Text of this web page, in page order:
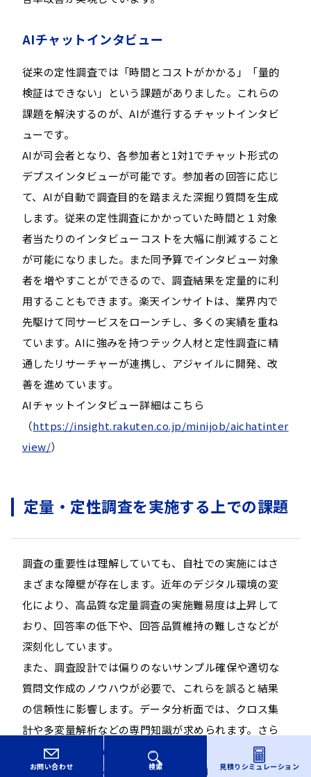
AIチャットインタビュー
従来の定性調査では「時間とコストがかかる」「量的
検証はできない」という課題がありました。これらの
課題を解決するのが、AIが進行するチャットインタビ
ューです。
AIが司会者となり、各参加者と1対1でチャット形式の
デプスインタビューが可能です。参加者の回答に応じ
て、AIが自動で調査目的を踏まえた深掘り質問を生成
します。従来の定性調査にかかっていた時間と１対象
者当たりのインタビューコストを大幅に削減すること
が可能になりました。また同予算でインタビュー対象
者を増やすことができるので、調査結果を定量的に利
用することもできます。楽天インサイトは、業界内で
先駆けて同サービスをローンチし、多くの実績を重ね
ています。AIに強みを持つテック人材と定性調査に精
通したリサーチャーが連携し、アジャイルに開発、改
善を進めています。
AIチャットインタビュー詳細はこちら
（https://insight.rakuten.co.jp/minijob/aichatinter
view/）
定量・定性調査を実施する上での課題
調査の重要性は理解していても、自社での実施にはさ
まざまな障壁が存在します。近年のデジタル環境の変
化により、高品質な定量調査の実施難易度は上昇して
おり、回答率の低下や、回答品質維持の難しさなどが
深刻化しています。
また、調査設計では偏りのないサンプル確保や適切な
質問文作成のノウハウが必要で、これらを誤ると結果
の信頼性に影響します。データ分析面では、クロス集
計や多変量解析などの専門知識が求められます。さら
調査システムの構築・運用コストや、実施から分
析、レポーティングまでの時間的制約も、自社実施の
お問い合わせ 検索 見積り シミュレーション